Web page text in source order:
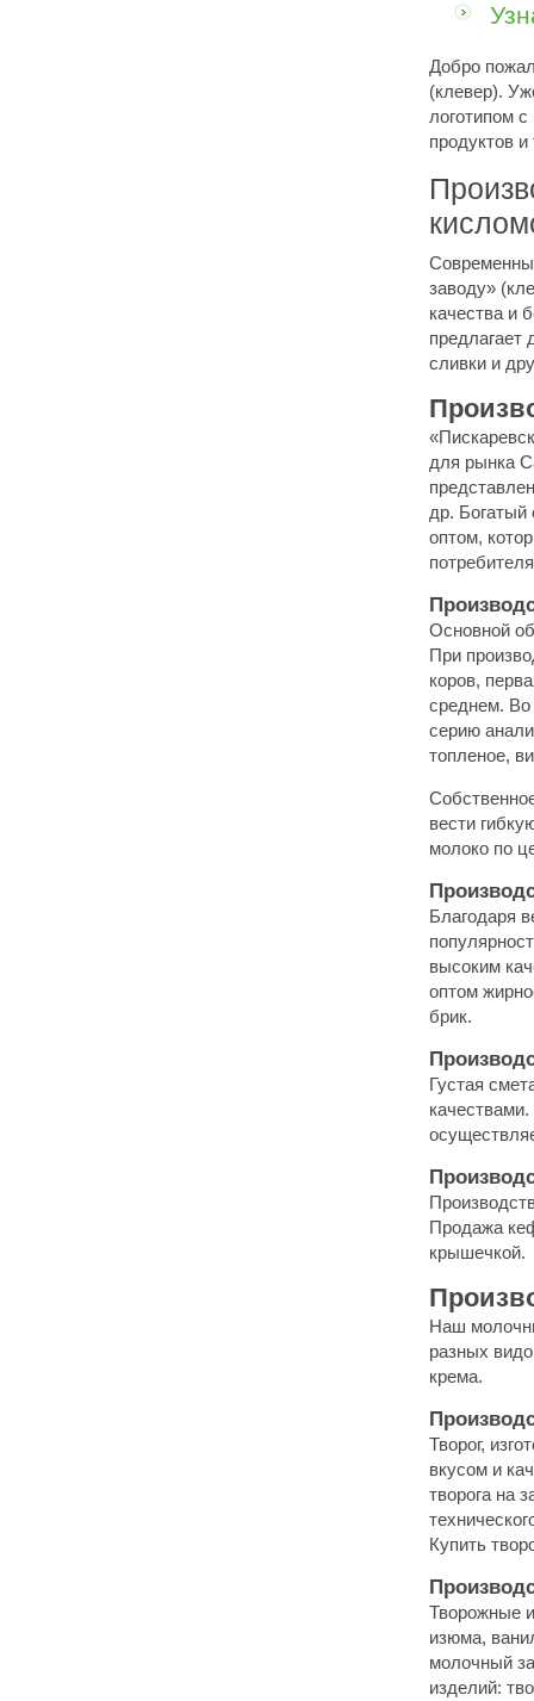
Добро
(клевер).
логотипом
продуктов
заводу»
качества и
предлагает
сливки и
для рынка
др. Богатый
оптом,
Основной
При
коров,
среднем. Во
серию
топленое,
вести
молоко по
Благодаря
высоким
оптом
брик.
Густая
Продажа
крышечкой.
Наш
разных
крема.
Творог,
вкусом и
творога на
Купить
Творожные
изюма,
молочный
изделий: